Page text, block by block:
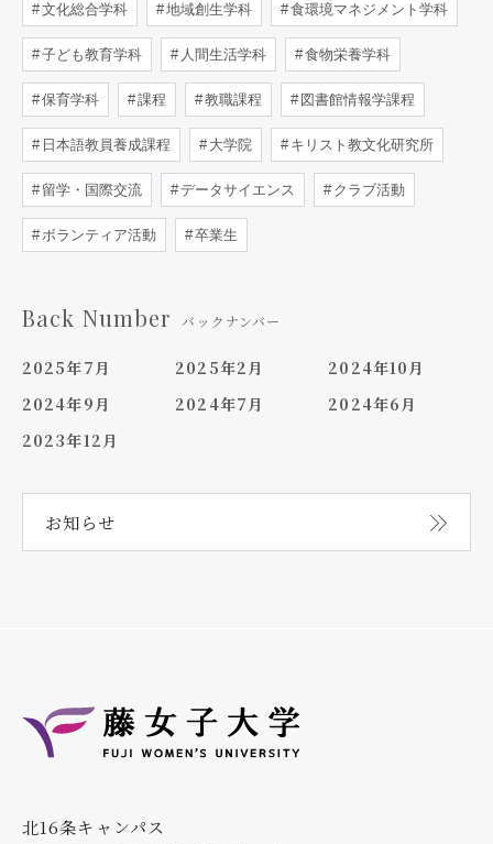
文化総合学科 地域創生学科 食環境マネジメント学科
子ども教育学科 人間生活学科 食物栄養学科
保育学科 課程 教職課程 図書館情報学課程
日本語教員養成課程 大学院 キリスト教文化研究所
留学・国際交流 データサイエンス クラブ活動
ボランティア活動 卒業生
Back Number バックナンバー
2025年7月 2025年2月
2024年10月
2024年9月
2024年7月
2024年6月
2023年12月
お知らせ
北16条キャンパス